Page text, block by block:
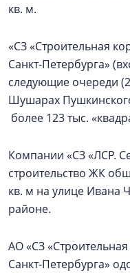
кв. м.
«СЗ «Строительная
Санкт‑Петербурга»
следующие очереди
Шушарах
более 123 тыс.
Компании «СЗ «ЛСР.
строительство ЖК
кв. м на улице Ивана
районе.
АО «СЗ
Санкт‑Петербурга»